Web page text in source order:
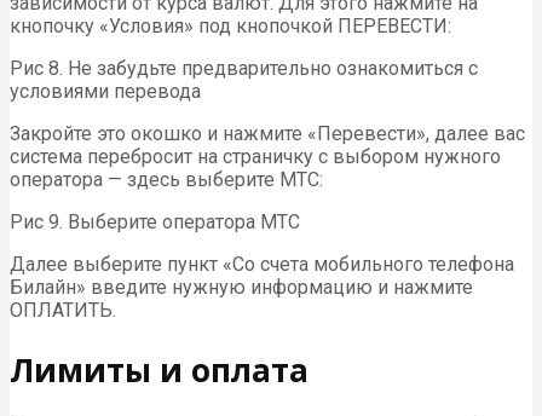
кнопочку «Условия» под кнопочкой ПЕРЕВЕСТИ:
Рис 8. Не забудьте предварительно ознакомиться с
условиями перевода
Закройте это окошко и нажмите «Перевести», далее вас
система перебросит на страничку с выбором нужного
оператора — здесь выберите МТС:
Рис 9. Выберите оператора МТС
Далее выберите пункт «Со счета мобильного телефона
Билайн» введите нужную информацию и нажмите
ОПЛАТИТЬ.
Лимиты и оплата